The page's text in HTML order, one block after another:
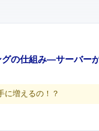
の仕組み ― サーバー
に増えるの！？